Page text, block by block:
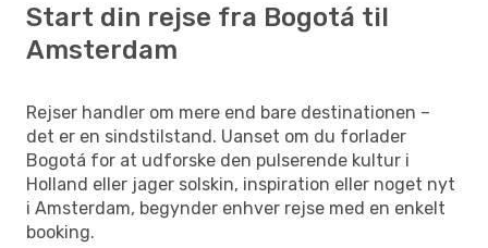
Start din rejse fra Bogotá til
Amsterdam
Rejser handler om mere end bare destinationen –
det er en sindstilstand. Uanset om du forlader
Bogotá for at udforske den pulserende kultur i
Holland eller jager solskin, inspiration eller noget nyt
i Amsterdam, begynder enhver rejse med en enkelt
booking.